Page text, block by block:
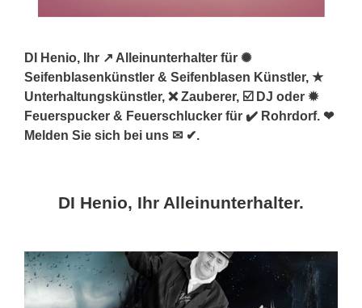
DI Henio, Ihr ↗️ Alleinunterhalter für ✺
Seifenblasenkünstler & Seifenblasen Künstler, ★
Unterhaltungskünstler, ❌ Zauberer, ☑️ DJ oder ✹
Feuerspucker & Feuerschlucker für ✔️ Rohrdorf. ❤
Melden Sie sich bei uns ✉ ✔.
DI Henio, Ihr Alleinunterhalter.